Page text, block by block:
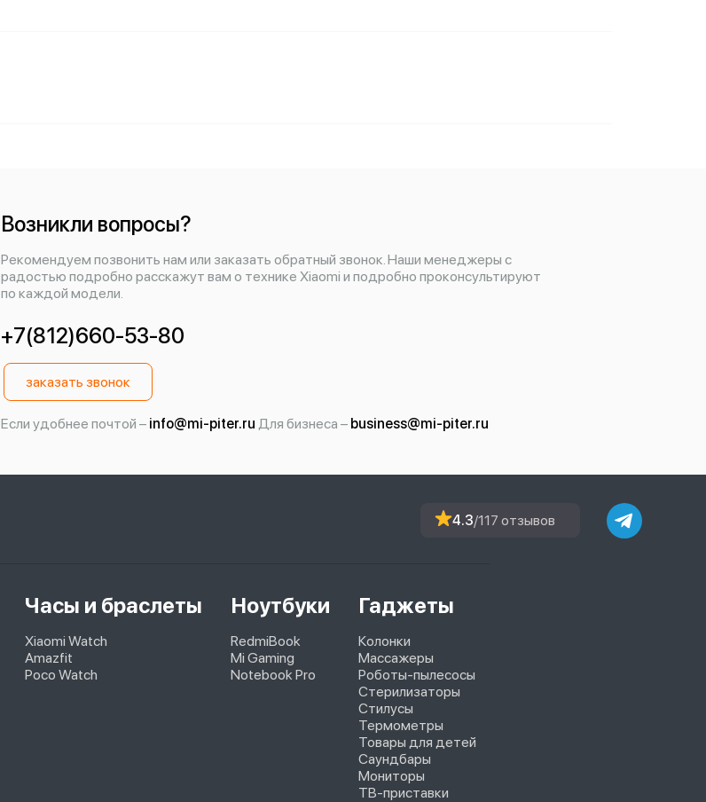
Возникли вопросы?
Рекомендуем позвонить нам или заказать обратный звонок. Наши менеджеры с
радостью подробно расскажут вам о технике Xiaomi и подробно проконсультируют
по каждой модели.
+7(812)660-53-80
заказать звонок
Если удобнее почтой – info@mi-piter.ru Для бизнеса – business@mi-piter.ru
4.3/117 отзывов
Часы и браслеты
Xiaomi Watch
Amazfit
Poco Watch
Ноутбуки
RedmiBook
Mi Gaming
Notebook Pro
Гаджеты
Колонки
Массажеры
Роботы-пылесосы
Стерилизаторы
Стилусы
Термометры
Товары для детей
Саундбары
Мониторы
ТВ-приставки